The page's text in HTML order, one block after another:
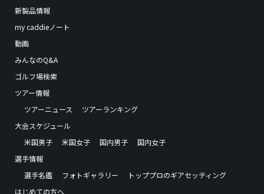
新製品情報
my caddieノート
動画
みんなのQ&A
ゴルフ場検索
ツアー情報
ツアーニュース
ツアーランキング
大会スケジュール
米国男子
米国女子 国内男子
国内女子
選手情報
選手名鑑
フォトギャラリー
トッププロのギアセッティング
はじめての方へ